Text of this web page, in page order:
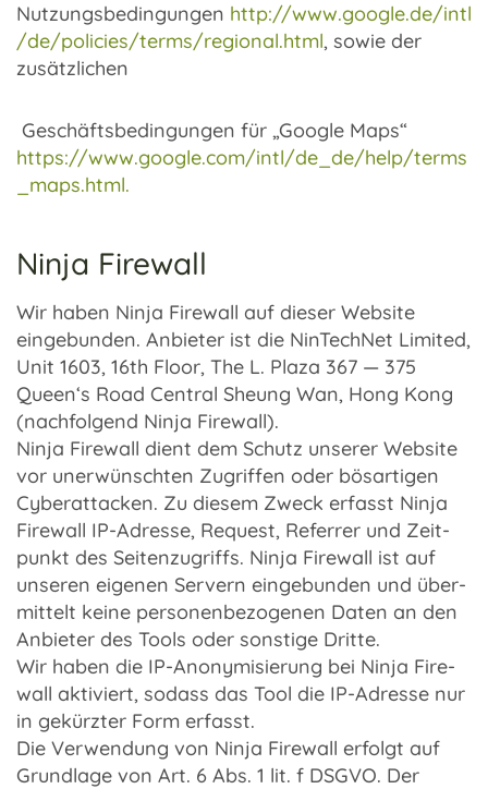
Nutzungsbedingungen http://www.google.de/intl
/de/policies/terms/regional.html, sowie der
zusätz­li­chen
Geschäfts­be­din­gun­gen für „Google Maps“
https://www.google.com/intl/de_de/help/terms
_maps.html.
Ninja Firewall
Wir haben Ninja Fire­wall auf dieser Website
einge­bun­den. Anbie­ter ist die NinTech­Net Limi­ted,
Unit 1603, 16th Floor, The L. Plaza 367 — 375
Queen‘s Road Central Sheung Wan, Hong Kong
(nach­fol­gend Ninja Fire­wall).
Ninja Fire­wall dient dem Schutz unse­rer Website
vor uner­wünsch­ten Zugrif­fen oder bösar­ti­gen
Cyber­at­ta­cken. Zu diesem Zweck erfasst Ninja
Fire­wall IP-Adresse, Request, Refer­rer und Zeit­
punkt des Seiten­zu­griffs. Ninja Fire­wall ist auf
unse­ren eige­nen Servern einge­bun­den und über­
mit­telt keine perso­nen­be­zo­ge­nen Daten an den
Anbie­ter des Tools oder sons­tige Dritte.
Wir haben die IP-Anonymisierung bei Ninja Fire­
wall akti­viert, sodass das Tool die IP-Adresse nur
in gekürz­ter Form erfasst.
Die Verwen­dung von Ninja Fire­wall erfolgt auf
Grund­lage von Art. 6 Abs. 1 lit. f DSGVO. Der